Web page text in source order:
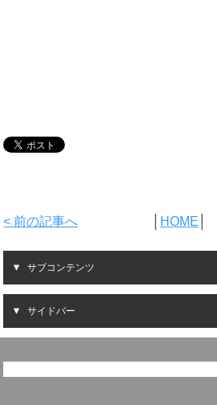
< 前の記事へ HOME
サブコンテンツ
サイドバー